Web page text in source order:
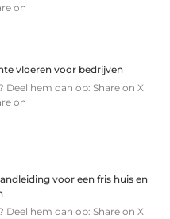
on
vloeren voor bedrijven
Deel hem dan op: Share on X
on
voor een fris huis en
Deel hem dan op: Share on X